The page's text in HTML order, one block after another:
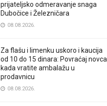
prijateljsko odmeravanje snaga
Dubočice i Železničara
08.08.2026.
Za flašu i limenku uskoro i kaucija
od 10 do 15 dinara: Povraćaj novca
kada vratite ambalažu u
prodavnicu
08.08.2026.